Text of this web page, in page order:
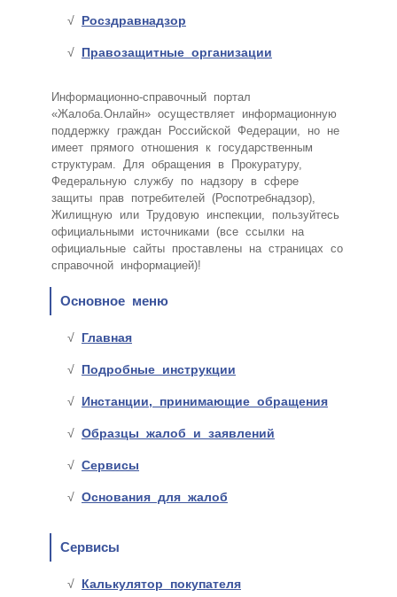
Росздравнадзор
Правозащитные организации
Информационно-справочный портал
«Жалоба.Онлайн» осуществляет информационную
поддержку граждан Российской Федерации, но не
имеет прямого отношения к государственным
структурам. Для обращения в Прокуратуру,
Федеральную службу по надзору в сфере
защиты прав потребителей (Роспотребнадзор),
Жилищную или Трудовую инспекции, пользуйтесь
официальными источниками (все ссылки на
официальные сайты проставлены на страницах со
справочной информацией)!
Основное меню
Главная
Подробные инструкции
Инстанции, принимающие обращения
Образцы жалоб и заявлений
Сервисы
Основания для жалоб
Сервисы
Калькулятор покупателя